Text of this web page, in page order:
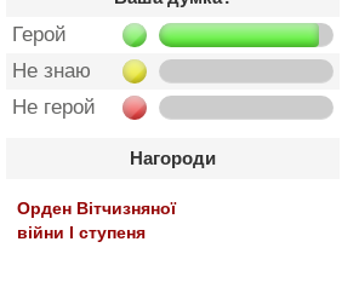
Герой
Не знаю
Не герой
Нагороди
Орден Вітчизняної
війни І ступеня